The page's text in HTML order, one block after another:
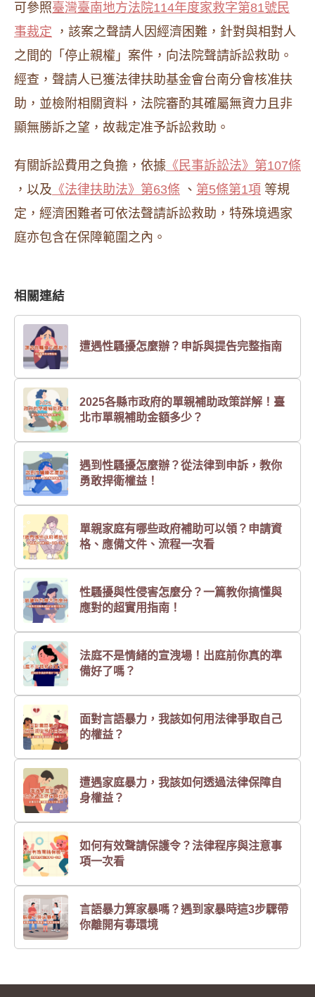
可參照臺灣臺南地方法院114年度家救字第81號民
事裁定 ，該案之聲請人因經濟困難，針對與相對人
之間的「停止親權」案件，向法院聲請訴訟救助。
經查，聲請人已獲法律扶助基金會台南分會核准扶
助，並檢附相關資料，法院審酌其確屬無資力且非
顯無勝訴之望，故裁定准予訴訟救助。
有關訴訟費用之負擔，依據 《民事訴訟法》第107條
，以及 《法律扶助法》第63條 、 第5條第1項 等規
定，經濟困難者可依法聲請訴訟救助，特殊境遇家
庭亦包含在保障範圍之內。
相關連結
遭遇性騷擾怎麼辦？申訴與提告完整指南
2025各縣市政府的單親補助政策詳解！臺
北市單親補助金額多少？
遇到性騷擾怎麼辦？從法律到申訴，教你
勇敢捍衛權益！
單親家庭有哪些政府補助可以領？申請資
格、應備文件、流程一次看
性騷擾與性侵害怎麼分？一篇教你搞懂與
應對的超實用指南！
法庭不是情緒的宣洩場！出庭前你真的準
備好了嗎？
面對言語暴力，我該如何用法律爭取自己
的權益？
遭遇家庭暴力，我該如何透過法律保障自
身權益？
如何有效聲請保護令？法律程序與注意事
項一次看
言語暴力算家暴嗎？遇到家暴時這3步驟帶
你離開有毒環境